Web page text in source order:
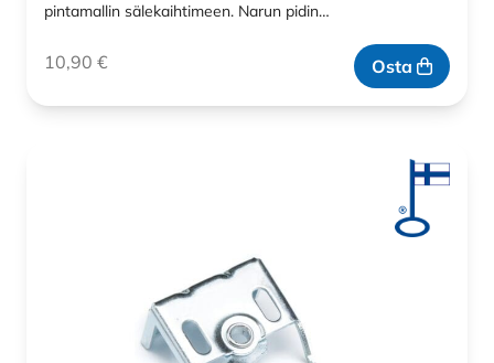
pintamallin sälekaihtimeen. Narun pidin…
10,90 € Osta